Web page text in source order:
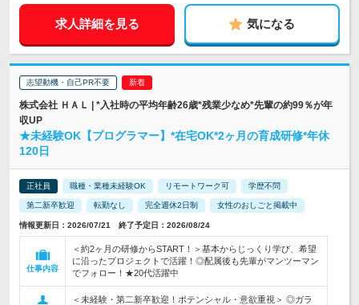
求人詳細を見る 気になる
志望動機・自己PR不要
株式会社 ＨＡＬ | *入社時の平均年齢26歳*残業少なめ*先輩の約99％が年
収UP
★未経験OK【プログラマー】*在宅OK*2ヶ月の育成研修*年休
120日
正社員 職種・業種未経験OK リモートワーク可 学歴不問
第二新卒歓迎 転勤なし 完全週休2日制 女性のおしごと掲載中
情報更新日：2026/07/21 終了予定日：2026/08/24
仕事内容
＜約2ヶ月の研修からSTART！＞基本からじっくり学び、希望
に沿ったプロジェクトで活躍！◎配属後も先輩がマンツーマン
でフォロー！★20代活躍中
＜未経験・第二新卒歓迎！ポテンシャル・意欲重視＞ ◎ガラ